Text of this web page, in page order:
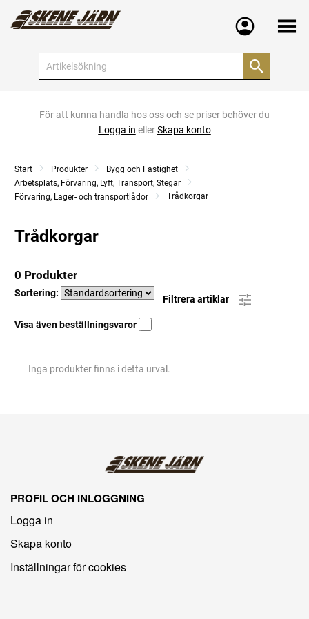
Meny
För att kunna handla hos oss och se priser behöver du
Logga in ellerSkapa konto
Start Produkter
Bygg och Fastighet
Arbetsplats, Förvaring, Lyft, Transport, Stegar
Förvaring, Lager- och transportlådor
Trådkorgar
Trådkorgar
0 Produkter
Sortering:
Filtrera artiklar
Visa även beställningsvaror
Inga produkter finns i detta urval.
PROFIL OCH INLOGGNING
Logga in
Skapa konto
Inställningar för cookies